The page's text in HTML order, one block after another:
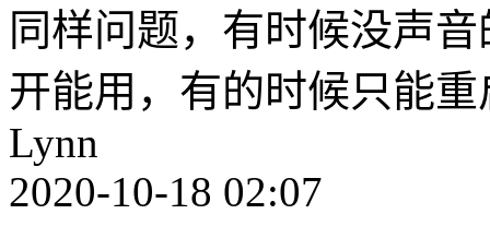
同样问题，有时候没声
开能用，有的时候只能重
Lynn
2020-10-18 02:07